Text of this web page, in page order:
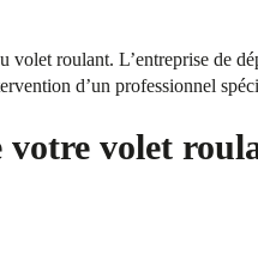
roulant. L’entreprise de
d’un professionnel
volet